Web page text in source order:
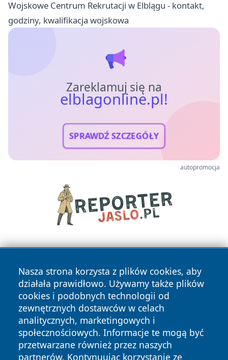
Wojskowe Centrum Rekrutacji w Elblągu - kontakt,
godziny, kwalifikacja wojskowa
Zareklamuj się na
elblagonline.pl!
SPRAWDŹ SZCZEGÓŁY
autopromocja
Nasza strona korzysta z plików cookies, aby
działała prawidłowo. Używamy także plików
cookies i podobnych technologii od
zewnętrznych dostawców w celach
analitycznych, marketingowych i
społecznościowych. Informacje te mogą być
przetwarzane również przez naszych
partnerów. Kontynuując korzystanie ze
Copyright © 2026 elblagonline.pl Wszystkie prawa
zastrzeżone.
Polityka Polityka